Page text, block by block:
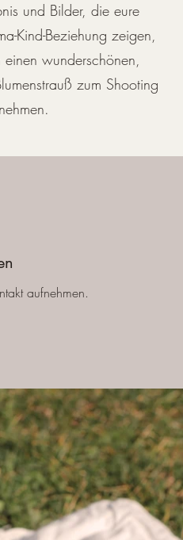
und Bilder, die eure
Kind-Beziehung zeigen,
wunderschönen,
zum Shooting
aufnehmen.